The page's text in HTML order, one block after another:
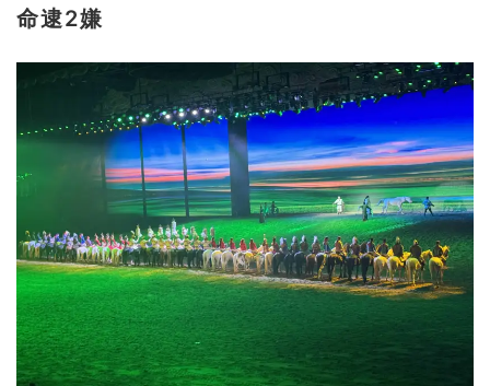
命逮2嫌